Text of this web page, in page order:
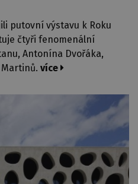
putovní výstavu k Roku
čtyři fenomenální
Antonína Dvořáka,
Martinů. více